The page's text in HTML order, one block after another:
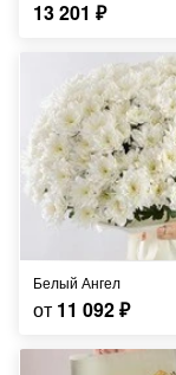
13 201 ₽
Белый Ангел
от 11 092₽